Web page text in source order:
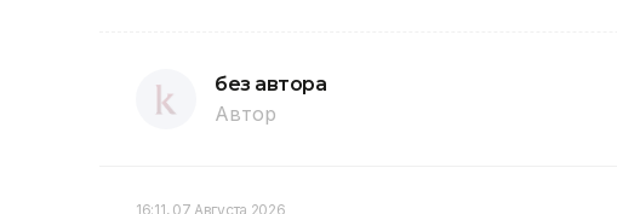
без автора
Автор
16:11, 07 Августа 2026